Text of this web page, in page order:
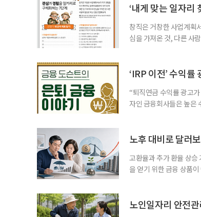
고령층은 825명(33.8%),
‘내게 맞는 일자리
창직은 거창한 사업계획
심을 가져온 것, 다른 사
2._______________
‘IRP 이전’ 수익률
“퇴직연금 수익률 광고
자인 금융회사들은 높은
사들이 내세우는 퇴직연
노후 대비로 달러
고환율과 추가 환율 상승
을 얻기 위한 금융 상품
집계됐다. 전년 동기 판
노인일자리 안전